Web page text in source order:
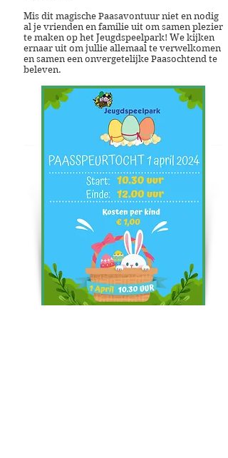
Mis dit magische Paasavontuur niet en nodig
al je vrienden en familie uit om samen plezier
te maken op het Jeugdspeelpark! We kijken
ernaar uit om jullie allemaal te verwelkomen
en samen een onvergetelijke Paasochtend te
beleven.